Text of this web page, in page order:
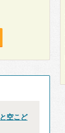
空こど